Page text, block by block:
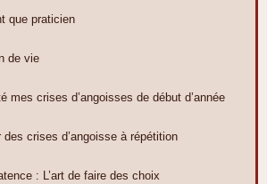
que praticien
de vie
mes crises d’angoisses de début d’année
crises d’angoisse à répétition
: L’art de faire des choix